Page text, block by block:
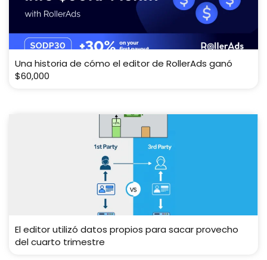
Una historia de cómo el editor de RollerAds ganó
$60,000
El editor utilizó datos propios para sacar provecho
del cuarto trimestre